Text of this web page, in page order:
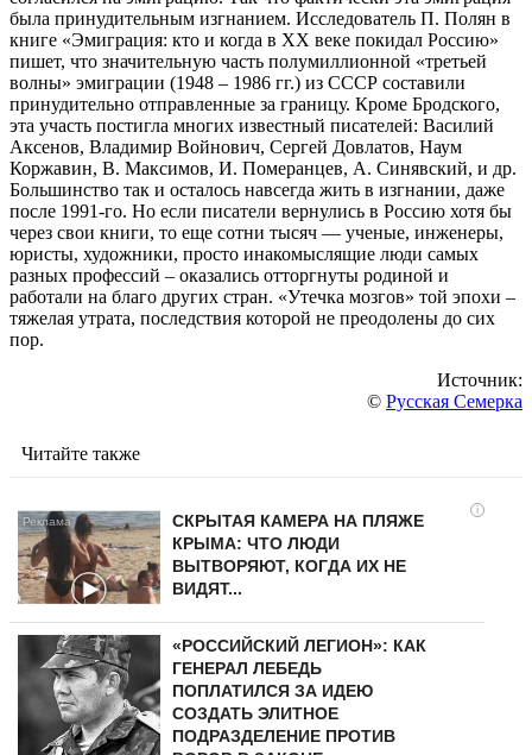
была принудительным изгнанием. Исследователь П. Полян в
книге «Эмиграция: кто и когда в ХХ веке покидал Россию»
пишет, что значительную часть полумиллионной «третьей
волны» эмиграции (1948 – 1986 гг.) из СССР составили
принудительно отправленные за границу. Кроме Бродского,
эта участь постигла многих известный писателей: Василий
Аксенов, Владимир Войнович, Сергей Довлатов, Наум
Коржавин, В. Максимов, И. Померанцев, А. Синявский, и др.
Большинство так и осталось навсегда жить в изгнании, даже
после 1991-го. Но если писатели вернулись в Россию хотя бы
через свои книги, то еще сотни тысяч — ученые, инженеры,
юристы, художники, просто инакомыслящие люди самых
разных профессий – оказались отторгнуты родиной и
работали на благо других стран. «Утечка мозгов» той эпохи –
тяжелая утрата, последствия которой не преодолены до сих
пор.
Источник:
© Русская Семерка
Читайте также
i
СКРЫТАЯ КАМЕРА НА ПЛЯЖЕ
КРЫМА: ЧТО ЛЮДИ
ВЫТВОРЯЮТ, КОГДА ИХ НЕ
ВИДЯТ...
«РОССИЙСКИЙ ЛЕГИОН»: КАК
ГЕНЕРАЛ ЛЕБЕДЬ
ПОПЛАТИЛСЯ ЗА ИДЕЮ
СОЗДАТЬ ЭЛИТНОЕ
ПОДРАЗДЕЛЕНИЕ ПРОТИВ